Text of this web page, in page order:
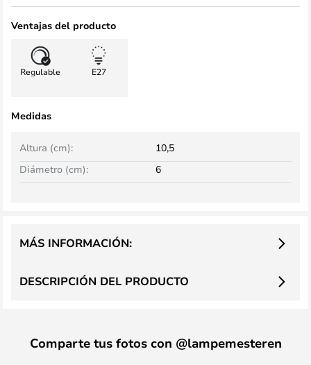
Ventajas del producto
Regulable E27
Medidas
Altura (cm):
10,5
Diámetro (cm):
6
DESCRIPCIÓN DEL PRODUCTO
MÁS INFORMACIÓN:
Comparte tus fotos con @lampemesteren